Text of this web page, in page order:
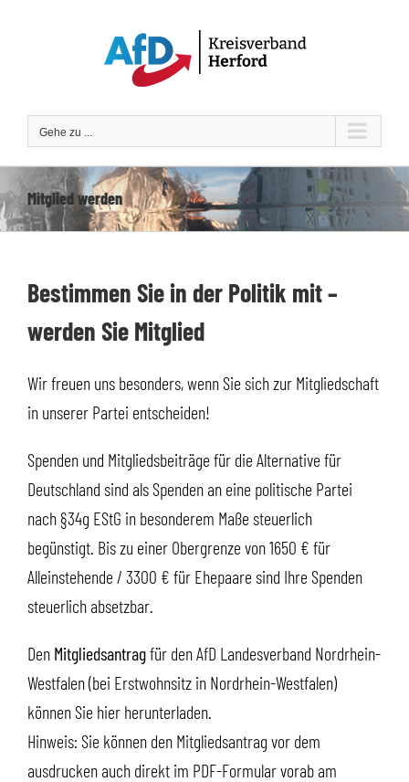
Gehe zu ...
Mitglied werden
Bestimmen Sie in der Politik mit –
werden Sie Mitglied
Wir freuen uns besonders, wenn Sie sich zur Mitgliedschaft
in unserer Partei entscheiden!
Spenden und Mitgliedsbeiträge für die Alternative für
Deutschland sind als Spenden an eine politische Partei
nach §34g EStG in besonderem Maße steuerlich
begünstigt. Bis zu einer Obergrenze von 1650 € für
Alleinstehende / 3300 € für Ehepaare sind Ihre Spenden
steuerlich absetzbar.
Den Mitgliedsantragfür den AfD Landesverband Nordrhein-
Westfalen (bei Erstwohnsitz in Nordrhein-Westfalen)
können Sie hier herunterladen.
Hinweis: Sie können den Mitgliedsantrag vor dem
ausdrucken auch direkt im PDF-Formular vorab am